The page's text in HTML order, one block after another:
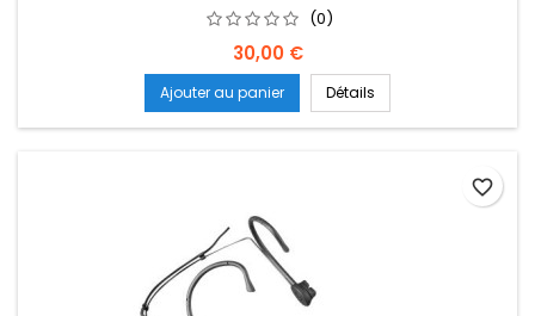
(0)
Prix
30,00 €
Ajouter au panier Détails
favorite_border